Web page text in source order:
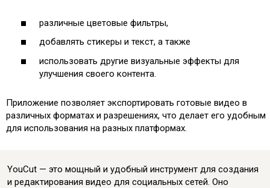
различные цветовые фильтры,
добавлять стикеры и текст, а также
использовать другие визуальные эффекты для
улучшения своего контента.
Приложение позволяет экспортировать готовые видео в
различных форматах и разрешениях, что делает его удобным
для использования на разных платформах.
YouCut — это мощный и удобный инструмент для создания
и редактирования видео для социальных сетей. Оно